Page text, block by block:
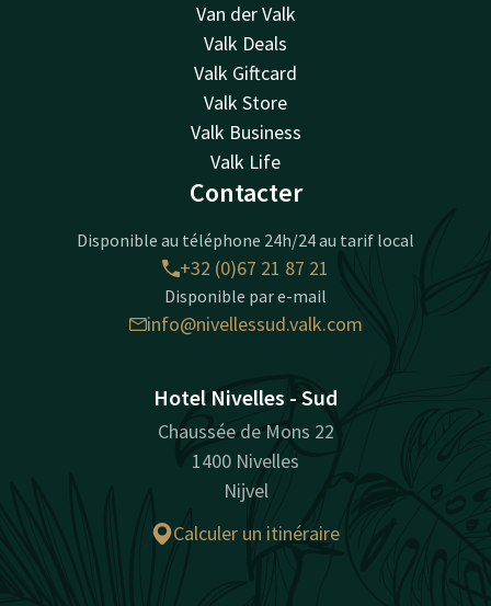
Van der Valk
Valk Deals
Valk Giftcard
Valk Store
Valk Business
Valk Life
Contacter
Disponible au téléphone 24h/24 au tarif local
+32 (0)67 21 87 21
Disponible par e-mail
info@nivellessud.valk.com
Hotel Nivelles - Sud
Chaussée de Mons 22
1400 Nivelles
Nijvel
Calculer un itinéraire